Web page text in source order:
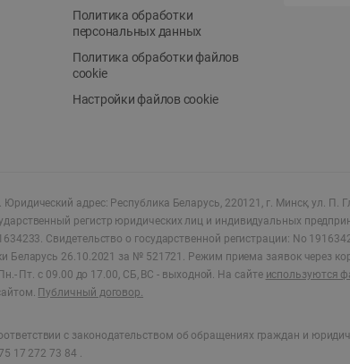
Политика обработки
персональных данных
Политика обработки файлов
cookie
Настройки файлов cookie
Юридический адрес: Республика Беларусь, 220121, г. Минск, ул. П.
регистр юридических лиц и индивидуальных
Свидетельство о государственной регистрации: No
Беларусь 26.10.2021 за № 521721. Режим приема заявок через
Пт. с 09.00 до 17.00, СБ, ВС - выходной. На сайте используются
Публичный договор.
с законодательством об обращениях граждан и
17 272 73 84 .